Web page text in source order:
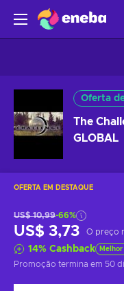
Oferta
The
GLOBAL
OFERTA EM DESTAQUE
US$ 10,99-66%
US$ 3,73 O preço
14% Cashback
Promoção termina em 50